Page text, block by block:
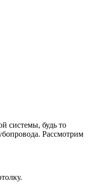
системы, будь то
Рассмотрим